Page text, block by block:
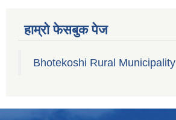
हाम्रो फेसबुक पेज
Bhotekoshi Rural Municipality